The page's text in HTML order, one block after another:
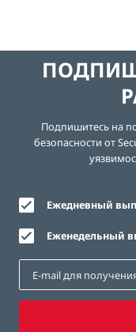
Подпишитесь на
безопасности от
Ежедневный
Еженедельный